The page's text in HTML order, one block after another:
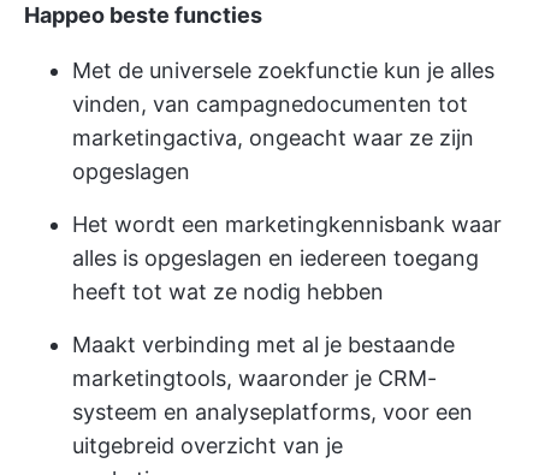
Happeo beste functies
Met de universele zoekfunctie kun je alles
vinden, van campagnedocumenten tot
marketingactiva, ongeacht waar ze zijn
opgeslagen
Het wordt een marketingkennisbank waar
alles is opgeslagen en iedereen toegang
heeft tot wat ze nodig hebben
Maakt verbinding met al je bestaande
marketingtools, waaronder je CRM-
systeem en analyseplatforms, voor een
uitgebreid overzicht van je